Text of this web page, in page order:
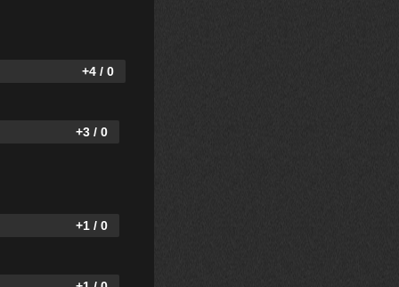
+4 / 0
+3 / 0
+1 / 0